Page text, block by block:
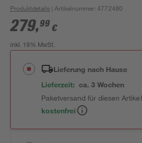
Produktdetails | Artikelnummer:4772480
279,99 €
inkl. 19% MwSt.
Lieferung nach Hause
Lieferzeit: ca. 3 Wochen
Paketversand für diesen Artikel
kostenfrei